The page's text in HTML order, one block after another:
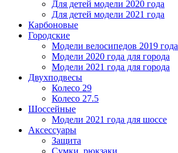
Для детей модели 2020 года
Для детей модели 2021 года
Карбоновые
Городские
Модели велосипедов 2019 года
Модели 2020 года для города
Модели 2021 года для города
Двухподвесы
Колесо 29
Колесо 27.5
Шоссейные
Модели 2021 года для шоссе
Аксессуары
Защита
Сумки, рюкзаки